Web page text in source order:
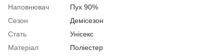
Наповнювач
Пух 90%
Сезон
Демісезон
Стать
Унісекс
Матеріал
Поліестер